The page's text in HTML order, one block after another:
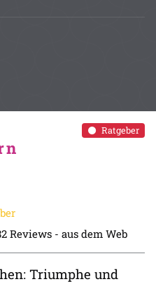
Ratgeber
Reviews - aus dem Web
Triumphe und